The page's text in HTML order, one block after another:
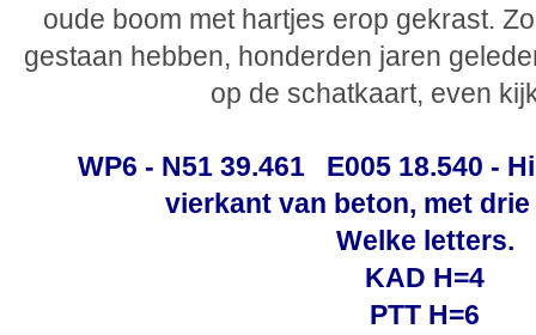
oude boom met hartjes erop gekrast.
gestaan hebben, honderden jaren
op de schatkaart, even
WP6 - N51 39.461 E005 18.540 -
vierkant van beton, met
Welke letters.
KAD H=4
PTT H=6